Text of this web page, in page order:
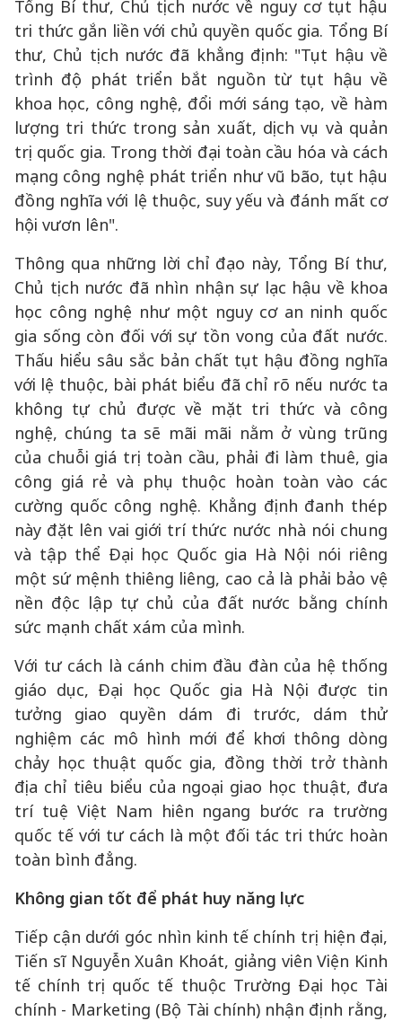
Tổng Bí thư, Chủ tịch nước về nguy cơ tụt hậu
tri thức gắn liền với chủ quyền quốc gia. Tổng Bí
thư, Chủ tịch nước đã khẳng định: "Tụt hậu về
trình độ phát triển bắt nguồn từ tụt hậu về
khoa học, công nghệ, đổi mới sáng tạo, về hàm
lượng tri thức trong sản xuất, dịch vụ và quản
trị quốc gia. Trong thời đại toàn cầu hóa và cách
mạng công nghệ phát triển như vũ bão, tụt hậu
đồng nghĩa với lệ thuộc, suy yếu và đánh mất cơ
hội vươn lên".
Thông qua những lời chỉ đạo này, Tổng Bí thư,
Chủ tịch nước đã nhìn nhận sự lạc hậu về khoa
học công nghệ như một nguy cơ an ninh quốc
gia sống còn đối với sự tồn vong của đất nước.
Thấu hiểu sâu sắc bản chất tụt hậu đồng nghĩa
với lệ thuộc, bài phát biểu đã chỉ rõ nếu nước ta
không tự chủ được về mặt tri thức và công
nghệ, chúng ta sẽ mãi mãi nằm ở vùng trũng
của chuỗi giá trị toàn cầu, phải đi làm thuê, gia
công giá rẻ và phụ thuộc hoàn toàn vào các
cường quốc công nghệ. Khẳng định đanh thép
này đặt lên vai giới trí thức nước nhà nói chung
và tập thể Đại học Quốc gia Hà Nội nói riêng
một sứ mệnh thiêng liêng, cao cả là phải bảo vệ
nền độc lập tự chủ của đất nước bằng chính
sức mạnh chất xám của mình.
Với tư cách là cánh chim đầu đàn của hệ thống
giáo dục, Đại học Quốc gia Hà Nội được tin
tưởng giao quyền dám đi trước, dám thử
nghiệm các mô hình mới để khơi thông dòng
chảy học thuật quốc gia, đồng thời trở thành
địa chỉ tiêu biểu của ngoại giao học thuật, đưa
trí tuệ Việt Nam hiên ngang bước ra trường
quốc tế với tư cách là một đối tác tri thức hoàn
toàn bình đẳng.
Không gian tốt để phát huy năng lực
Tiếp cận dưới góc nhìn kinh tế chính trị hiện đại,
Tiến sĩ Nguyễn Xuân Khoát, giảng viên Viện Kinh
tế chính trị quốc tế thuộc Trường Đại học Tài
chính - Marketing (Bộ Tài chính) nhận định rằng,